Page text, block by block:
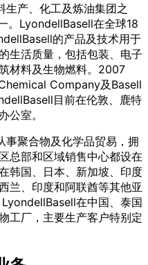
产、化工及炼油集团之
。LyondellBasell在全球18
的产品及技术用于
生活质量，包括包装、电子
材料及生物燃料。2007
Company及Basell
目前在伦敦、鹿特
公室。
聚合物及化学品贸易，拥
总部和区域销售中心都设在
韩国、日本、新加坡、印度
兰、印度和阿联酋等其他亚
在中国、泰国
工厂，主要生产客户特别定